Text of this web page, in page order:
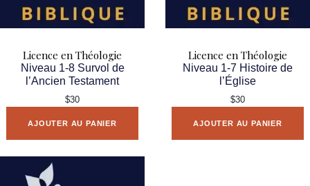
Licence en Théologie
Niveau 1-8 Survol de
l’Ancien Testament
$30
AJOUTER AU PANIER
Licence en Théologie
Niveau 1-7 Histoire de
l’Église
$30
AJOUTER AU PANIER